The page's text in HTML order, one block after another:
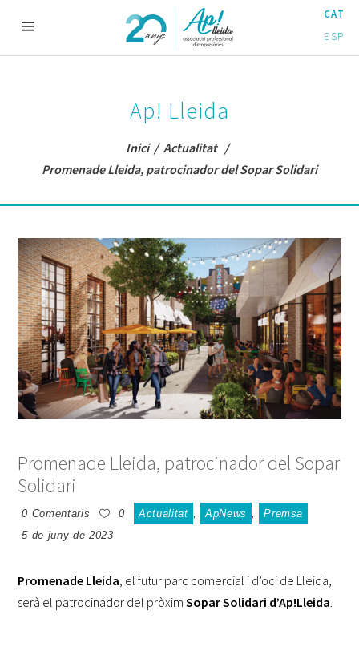
CAT
ESP
Ap! Lleida
Inici/ Actualitat /
Promenade Lleida, patrocinador del Sopar Solidari
Promenade Lleida, patrocinador del Sopar
Solidari
0 Comentaris 0 Actualitat ApNews
Premsa
5 de juny de 2023
Promenade Lleida , el futur parc comercial i d’oci de Lleida,
serà el patrocinador del pròximSopar Solidari d’Ap!Lleida